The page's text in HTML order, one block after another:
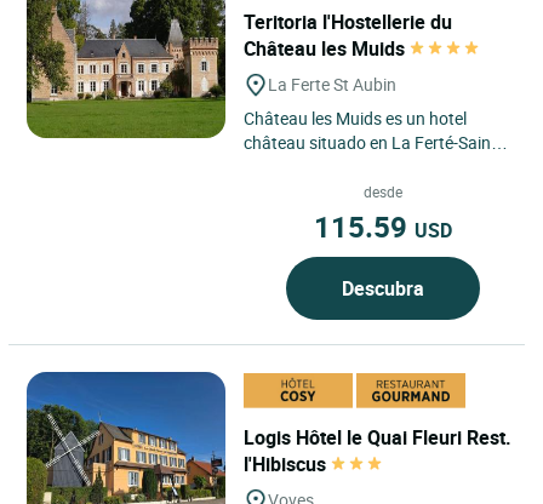
Teritoria l'Hostellerie du
Château les Muids
La Ferte St Aubin
Château les Muids es un hotel
château situado en La Ferté-Saint-
en la región Centre-Val...
desde
115.59 USD
Descubra
Logis Hôtel le Quai Fleuri Rest.
l'Hibiscus
Voves